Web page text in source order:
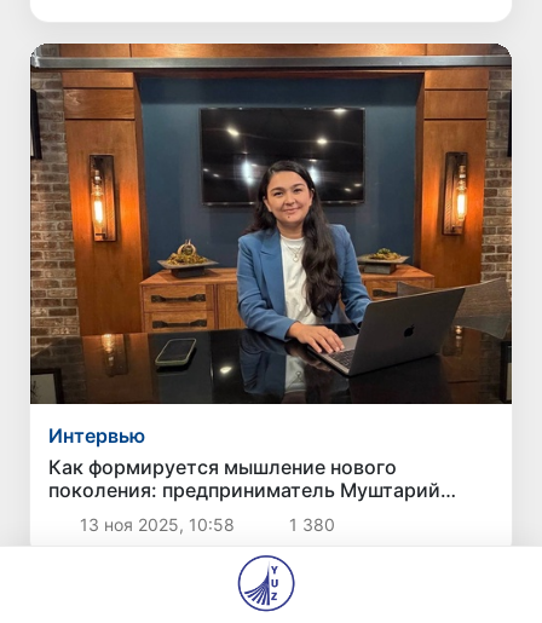
Интервью
Как формируется мышление нового
поколения: предприниматель Муштарий
Хабибуллаева о современной модели
дошкольного образования
13 ноя 2025, 10:58 1 380